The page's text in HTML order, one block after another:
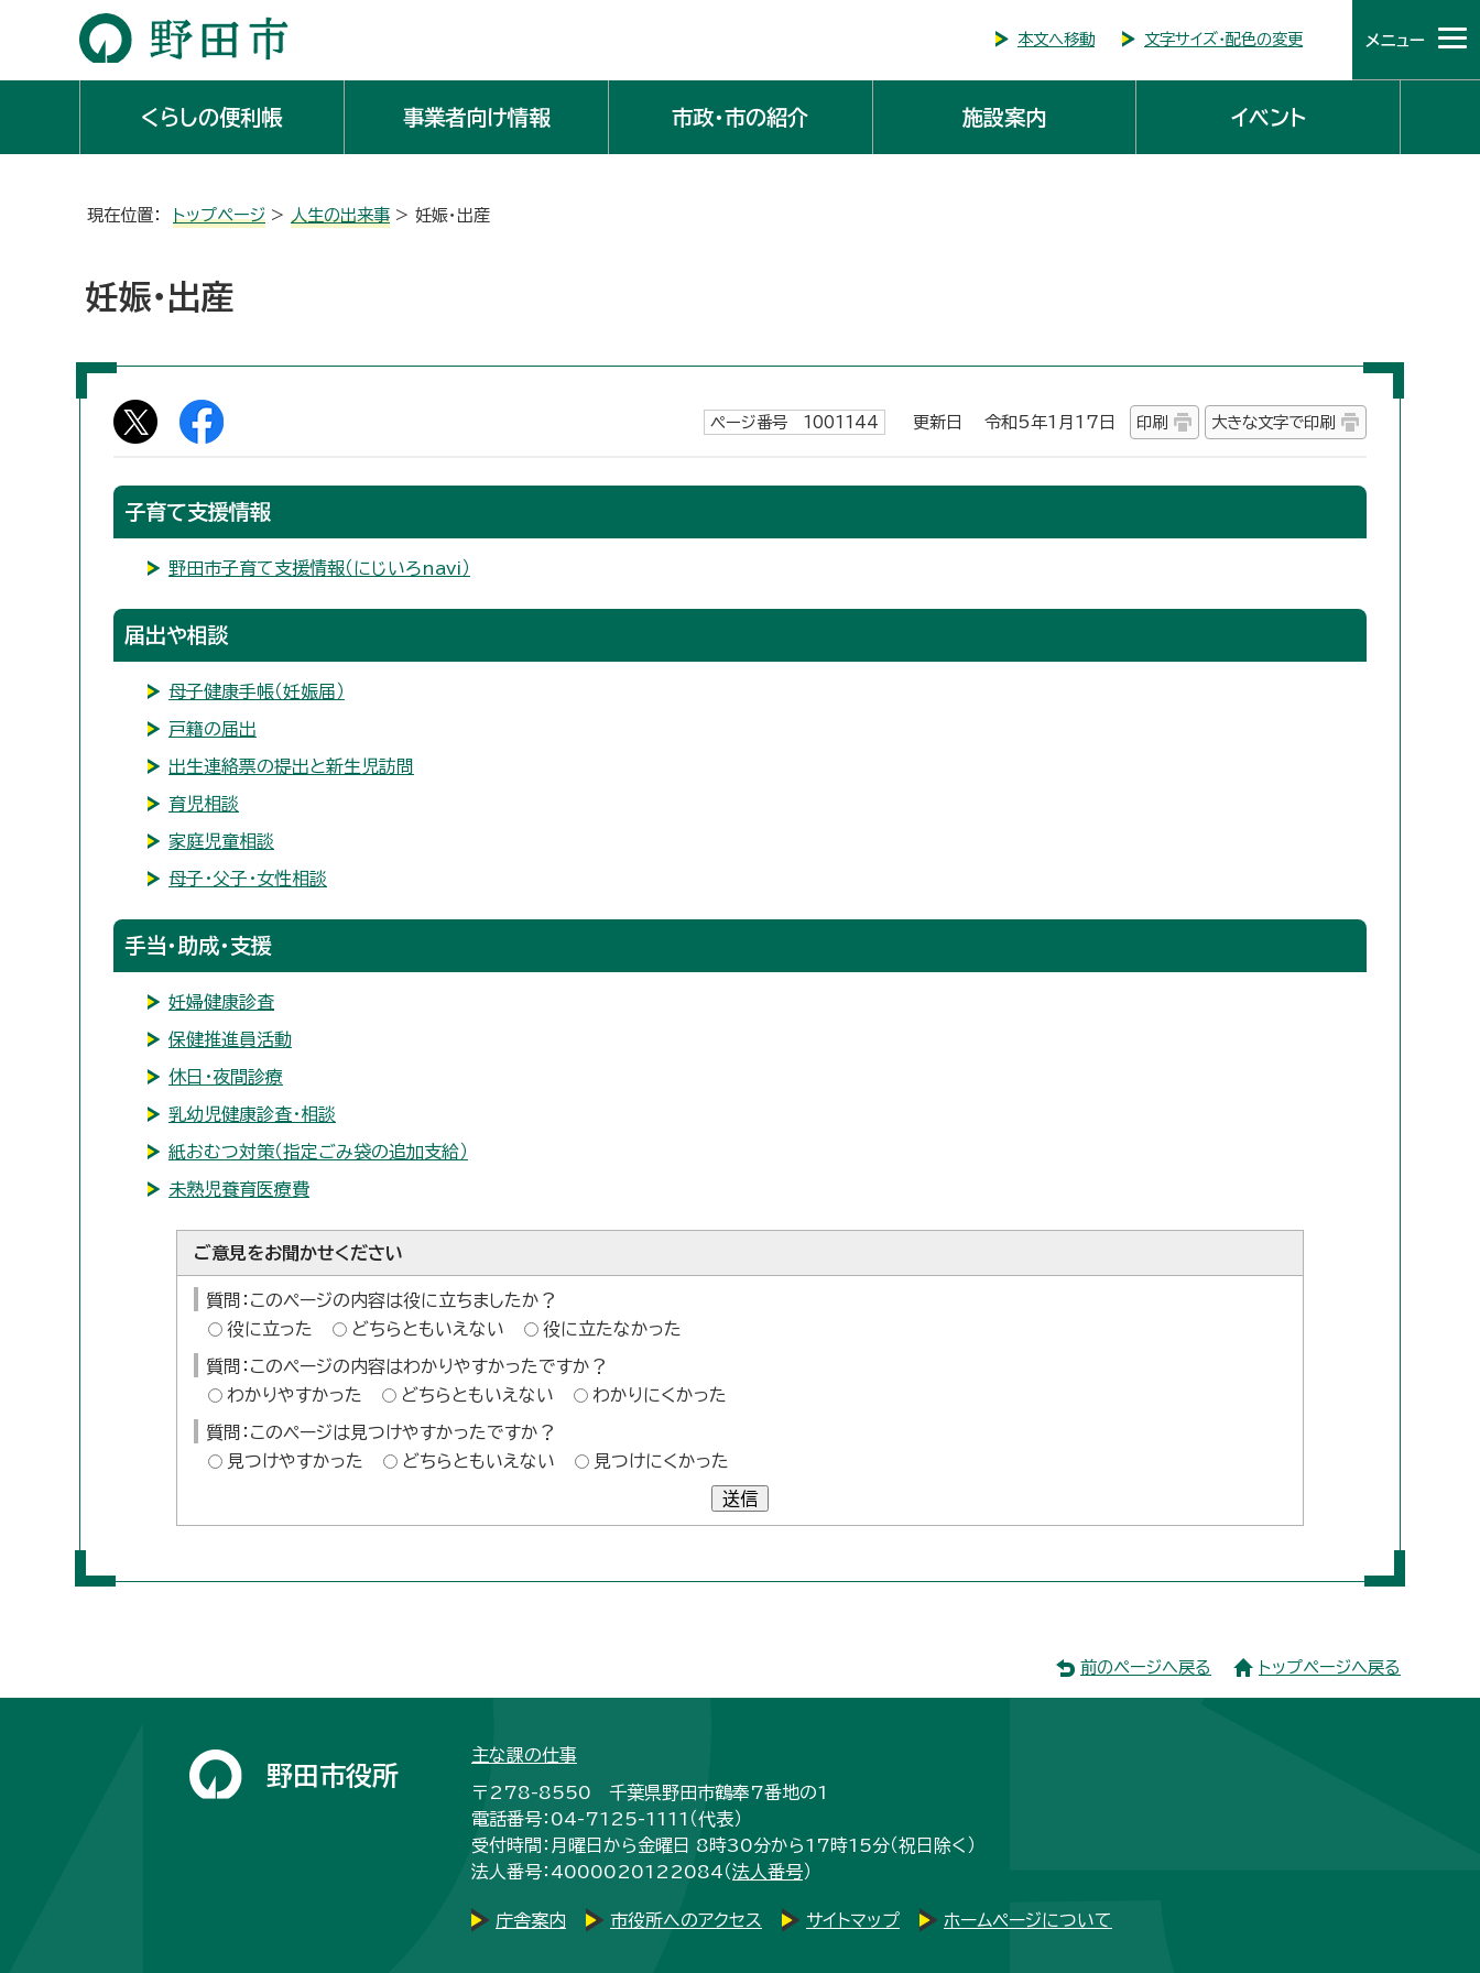
本文へ移動 文字サイズ・配色の変更 メニュー
くらしの便利帳 事業者向け情報 市政・市の紹介 施設案内 イベント
現在位置： トップページ > 人生の出来事 > 妊娠・出産
妊娠・出産
ページ番号 1001144 更新日 令和5年1月17日 印刷 大きな文字で印刷
子育て支援情報
野田市子育て支援情報（にじいろnavi）
届出や相談
母子健康手帳（妊娠届）
戸籍の届出
出生連絡票の提出と新生児訪問
育児相談
家庭児童相談
母子・父子・女性相談
手当・助成・支援
妊婦健康診査
保健推進員活動
休日・夜間診療
乳幼児健康診査・相談
紙おむつ対策（指定ごみ袋の追加支給）
未熟児養育医療費
ご意見をお聞かせください
質問：このページの内容は役に立ちましたか？
役に立った
どちらともいえない 役に立たなかった
質問：このページの内容はわかりやすかったですか？
わかりやすかった
どちらともいえない わかりにくかった
質問：このページは見つけやすかったですか？
見つけやすかった
どちらともいえない 見つけにくかった
送信
前のページへ戻る トップページへ戻る
野田市役所
主な課の仕事
〒278-8550 千葉県野田市鶴奉7番地の1
電話番号：04-7125-1111（代表）
受付時間：月曜日から金曜日 8時30分から17時15分（祝日除く）
法人番号：4000020122084（法人番号）
庁舎案内 市役所へのアクセス サイトマップ ホームページについて